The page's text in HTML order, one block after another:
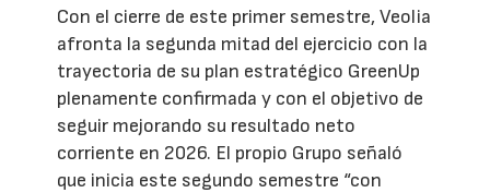
Con el cierre de este primer semestre, Veolia
afronta la segunda mitad del ejercicio con la
trayectoria de su plan estratégico GreenUp
plenamente confirmada y con el objetivo de
seguir mejorando su resultado neto
corriente en 2026. El propio Grupo señaló
que inicia este segundo semestre “con